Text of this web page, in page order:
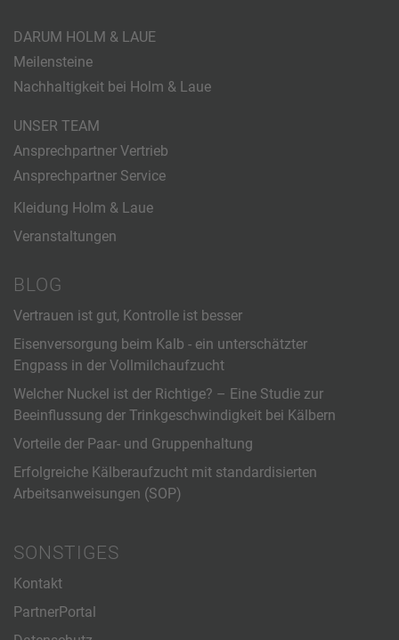
DARUM HOLM & LAUE
Meilensteine
Nachhaltigkeit bei Holm & Laue
UNSER TEAM
Ansprechpartner Vertrieb
Ansprechpartner Service
Kleidung Holm & Laue
Veranstaltungen
BLOG
Vertrauen ist gut, Kontrolle ist besser
Eisenversorgung beim Kalb - ein unterschätzter
Engpass in der Vollmilchaufzucht
Welcher Nuckel ist der Richtige? – Eine Studie zur
Beeinflussung der Trinkgeschwindigkeit bei Kälbern
Vorteile der Paar- und Gruppenhaltung
Erfolgreiche Kälberaufzucht mit standardisierten
Arbeitsanweisungen (SOP)
SONSTIGES
Kontakt
PartnerPortal